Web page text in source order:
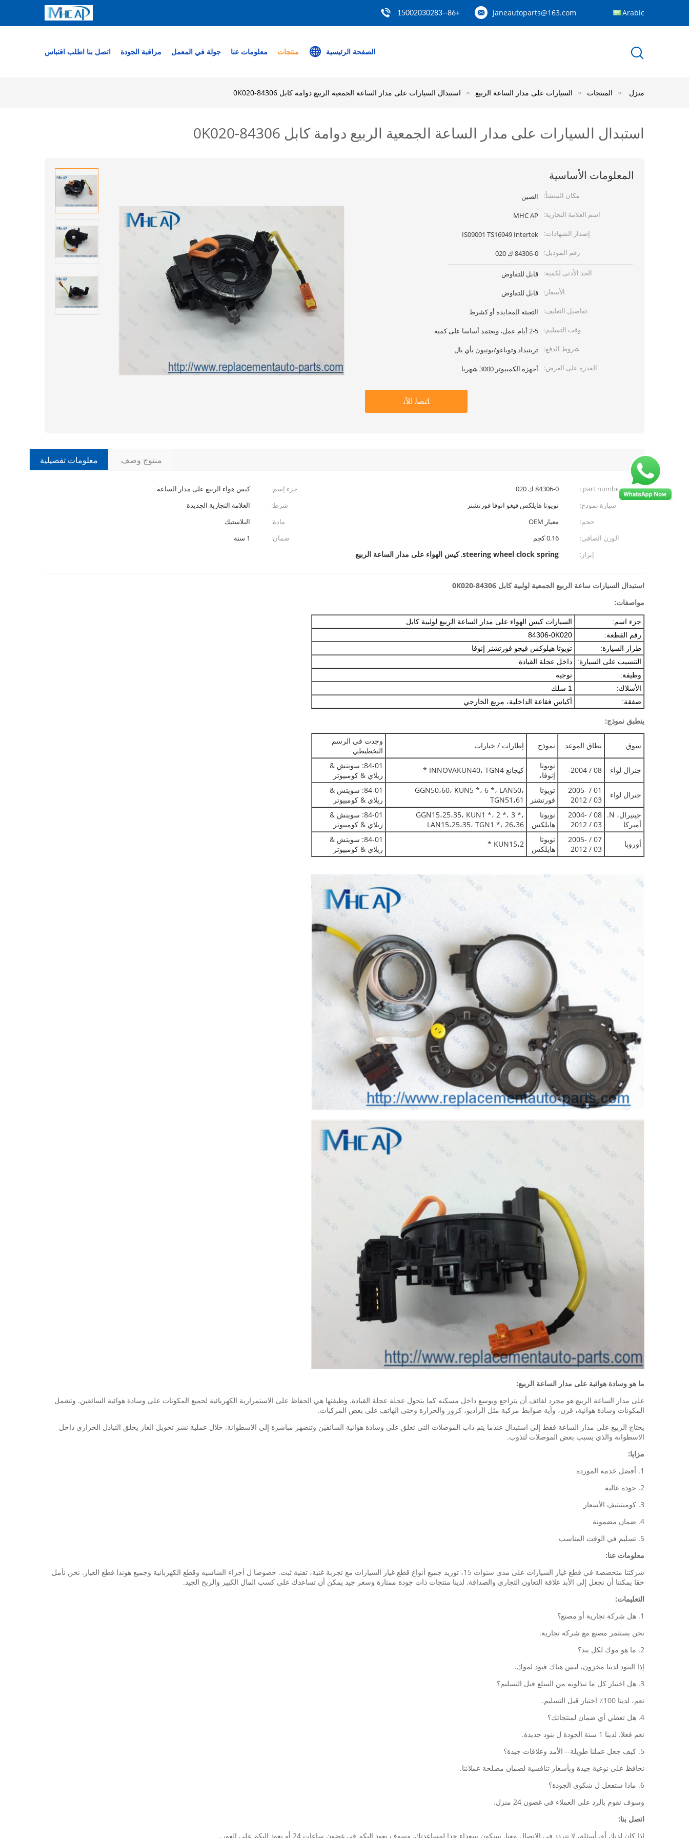
janeautoparts@163.com
+86--15002030283 Arabic
الصفحة الرئيسية منتجات معلومات عنا جولة في المعمل مراقبة الجودة اتصل بنا اطلب اقتباس
منزل المنتجات السيارات على مدار الساعة الربيع استبدال السيارات على مدار الساعة الجمعية الربيع دوامة كابل 84306-0K020
استبدال السيارات على مدار الساعة الجمعية الربيع دوامة كابل 84306-0K020
المعلومات الأساسية
مكان المنشأ:
الصين
اسم العلامة التجارية:
MHC AP
إصدار الشهادات:
IS09001 TS16949 Intertek
رقم الموديل:
84306-0 ك 020
الحد الأدنى لكمية:
قابل للتفاوض
الأسعار:
قابل للتفاوض
تفاصيل التغليف:
التعبئة المحايدة أو كشرط
وقت التسليم:
2-5 أيام عمل، ويعتمد أساسا على كمية
شروط الدفع:
ترينيداد وتوباغو/يونيون بأي بال
القدرة على العرض:
أجهزة الكمبيوتر 3000 شهريا
ﺎﺘﺼﻟ ﺍﻶﻧ
معلومات تفصيلية منتوج وصف
part number.: 84306-0 ك 020 جزء إسم:
كيس هواء الربيع على مدار الساعة
سيارة نموذج:
تويوتا هايلكس فيغو انوفا فورتشنر شرط:
العلامة التجارية الجديدة
حجم:
معيار OEM مادة:
البلاستيك
الوزن الصافي:
0.16 كجم ضمان:
1 سنة
إبراز:
steering wheel clock spring
,كيس الهواء على مدار الساعة الربيع
استبدال السيارات ساعة الربيع الجمعية لولبية كابل 84306-0K020
مواصفات:
جزء اسم:
السيارات كيس الهواء على مدار الساعة الربيع لولبية كابل
رقم القطعة:
84306-0K020
طراز السيارة:
تويوتا هيلوكس فيجو فورتشنر إنوفا
التنسيب على السيارة:
داخل عجلة القيادة
وظيفة:
توجيه
الأسلاك:
1 سلك
صفقة:
أكياس فقاعة الداخلية، مربع الخارجي
ينطبق نموذج:
سوق نطاق الموعد نموذج إطارات / خيارات
وجدت في الرسم
التخطيطي
جنرال لواء
08 / 2004-
تويوتا
إنوفا،
كيجانغ INNOVAKUN40، TGN4 *
84-01: سويتش &
ريلاي & كومبيوتر
جنرال لواء
01 / 2005-
03 / 2012
تويوتا
فورتشنر
GGN50،60، KUN5 *، 6 *، LAN50،
TGN51،61
84-01: سويتش &
ريلاي & كومبيوتر
جينيرال، N.
أميركا
08 / 2004-
03 / 2012
تويوتا
هايلكس
GGN15،25،35، KUN1 *، 2 *، 3 *،
LAN15،25،35، TGN1 *، 26،36
84-01: سويتش &
ريلاي & كومبيوتر
أوروبا
07 / 2005-
03 / 2012
تويوتا
هايلكس
KUN15،2 *
84-01: سويتش &
ريلاي & كومبيوتر
ما هو وسادة هوائية على مدار الساعة الربيع:
على مدار الساعة الربيع هو مجرد لفائف أن يتراجع ويوسع داخل مسكنه كما يتحول عجلة عجلة القيادة. وظيفتها هي الحفاظ على الاستمرارية الكهربائية لجميع المكونات على وسادة هوائية السائقين. وتشمل
المكونات وسادة هوائية، قرن، وأية ضوابط مركبة مثل الراديو، كروز والحرارة وحتى الهاتف على بعض المركبات.
يحتاج الربيع على مدار الساعة فقط إلى استبدال عندما يتم ذاب الموصلات التي تعلق على وسادة هوائية السائقين وتنصهر مباشرة إلى الاسطوانة. خلال عملية نشر تحويل الغاز يخلق التبادل الحراري داخل
الاسطوانة والذي يسبب بعض الموصلات لتذوب.
مزايا:
1. أفضل خدمة الموردة
2. جودة عالية
3. كومبتيتيف الأسعار
4. ضمان مضمونة
5. تسليم في الوقت المناسب
معلومات عنا:
شركتنا متخصصة في قطع غيار السيارات على مدى سنوات 15، توريد جميع أنواع قطع غيار السيارات مع تجربة غنية، تقنية ثبت. خصوصا ل أجزاء الشاسيه وقطع الكهربائية وجميع هوندا قطع الغيار. نحن نأمل
حقا يمكننا أن نجعل إلى الأبد علاقة التعاون التجاري والصداقة. لدينا منتجات ذات جودة ممتازة وسعر جيد يمكن أن تساعدك على كسب المال الكبير والربح الجيد.
التعليمات:
1. هل شركة تجارية أو مصنع؟
نحن يستثمر مصنع مع شركة تجارية.
2. ما هو موك لكل بند؟
إذا البنود لدينا مخزون، ليس هناك قيود لموك.
3. هل اختبار كل ما تبذلونه من السلع قبل التسليم؟
نعم، لدينا 100٪ اختبار قبل التسليم.
4. هل تعطي أي ضمان لمنتجاتك؟
نعم فعلا. لدينا 1 سنة الجودة ل بنود جديدة.
5. كيف جعل عملنا طويلة-- الأمد وعلاقات جيدة؟
نحافظ على نوعية جيدة وبأسعار تنافسية لضمان مصلحة عملائنا.
6. ماذا ستفعل ل شكوى الجودة؟
وسوف نقوم بالرد على العملاء في غضون 24 منزل.
اتصل بنا:
إذا كان لديك أي أسئلة، لا تتردد في الاتصال معنا. سنكون سعداء جدا لمساعدتك. وسوف نعود اليكم في غضون ساعات 24 أو نعود اليكم على الفور.